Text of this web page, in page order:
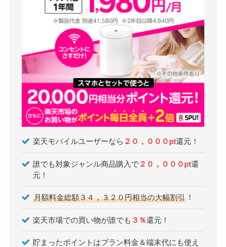
楽天モバイルユーザーなら ２０，０００pt還元！
誰でも対象ジャンル商品購入で２０，０００pt還
元！
月額料金総額３４，３２０円相当の大幅割引！
楽天市場での買い物が誰でも ３％還元！
貯まったポイントはプラン料金＆端末代にも使え